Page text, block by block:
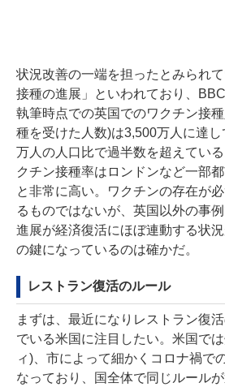
状況改善の一端を担ったとみられ
接種の進展」といわれており、
執筆時点での英国でのワクチン接
種を受けた人数)は3,500万人に達
万人の人口比で過半数を超えてい
クチン接種率はロンドンなど一部
と非常に高い。ワクチンの存在が
るものではないが、英国以外の事
進展が経済復活にほぼ連動する状
の鍵になっているのは確かだ。
レストラン復活のルール
まずは、最近になりレストラン復
でいる米国に注目したい。米国で
ィ)、市によって細かくコロナ禍で
なっており、国全体で同じルール